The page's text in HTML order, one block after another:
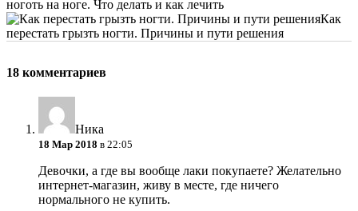
ноготь на ноге. Что делать и как лечить
Как
перестать грызть ногти. Причины и пути решения
18 комментариев
Ника
18 Мар 2018 в 22:05
Девочки, а где вы вообще лаки покупаете? Желательно
интернет-магазин, живу в месте, где ничего
нормального не купить.